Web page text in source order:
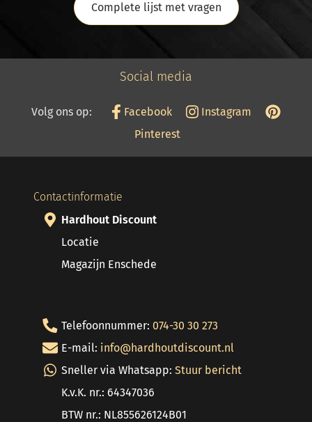
Complete lijst met vragen
Social media
Volg ons op: Facebook
Instagram
Pinterest
Contactinformatie
Hardhout Discount
Locatie
Magazijn Enschede
Telefoonnummer: 074-30 30 273
E-mail: info@hardhoutdiscount.nl
Sneller via Whatsapp: Stuur bericht
K.v.K. nr.: 64347036
BTW nr.: NL855626124B01